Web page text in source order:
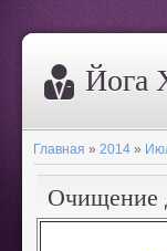
Йога
Главная » 2014 »
Очищение